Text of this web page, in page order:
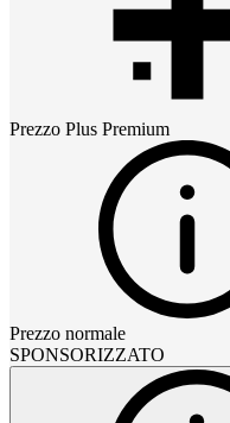
Prezzo Plus Premium
Prezzo normale
SPONSORIZZATO